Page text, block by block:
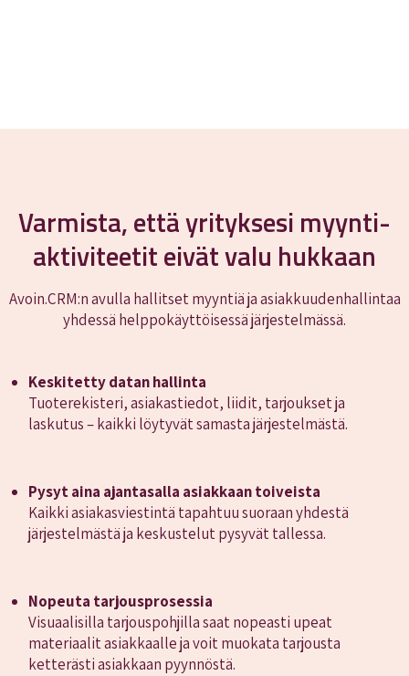
Varmista, että yrityksesi myynti­
aktiviteetit eivät valu hukkaan
Avoin.CRM:n avulla hallitset myyntiä ja asiakkuudenhallintaa
yhdessä helppokäyttöisessä järjestelmässä.
Keskitetty datan hallinta
Tuoterekisteri, asiakastiedot, liidit, tarjoukset ja
laskutus – kaikki löytyvät samasta järjestelmästä.
Pysyt aina ajantasalla asiakkaan toiveista
Kaikki asiakasviestintä tapahtuu suoraan yhdestä
järjestelmästä ja keskustelut pysyvät tallessa.
Nopeuta tarjousprosessia
Visuaalisilla tarjouspohjilla saat nopeasti upeat
materiaalit asiakkaalle ja voit muokata tarjousta
ketterästi asiakkaan pyynnöstä.